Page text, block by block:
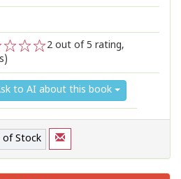
3
2 out of 5 rating,
to AI about this book
of Stock